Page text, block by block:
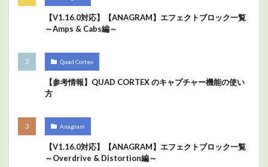
【V1.16.0対応】【ANAGRAM】エフェクトブロック一覧
～Amps & Cabs編～
Quad Cortex
【参考情報】QUAD CORTEX のキャプチャー機能の使い
方
Anagram
【V1.16.0対応】【ANAGRAM】エフェクトブロック一覧
～Overdrive & Distortion編～